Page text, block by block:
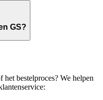
GS?
bestelproces? We helpen